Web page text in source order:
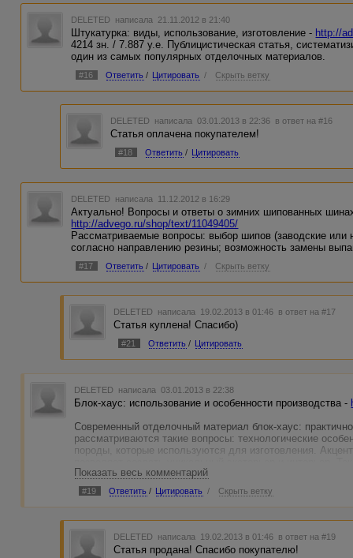
DELETED написала 21.11.2012 в 21:40
Штукатурка: виды, использование, изготовление - http://
4214 зн. / 7.887 у.е. Публицистическая статья,
один из самых популярных отделочных материалов.
#16 Ответить / Цитировать / Скрыть ветку
DELETED написала 03.01.2013 в 22:36 в ответ на #16
Статья оплачена покупателем!
#18 Ответить / Цитировать
DELETED написала 11.12.2012 в 16:29
Актуально! Вопросы и ответы о зимних шипованных
http://advego.ru/shop/text/11049405/
Рассматриваемые вопросы: выбор шипов (заводские или
согласно направлению резины; возможность замены
#17 Ответить / Цитировать / Скрыть ветку
DELETED написала 19.02.2013 в 01:46 в ответ на #17
Статья куплена! Спасибо)
#21 Ответить / Цитировать
DELETED написала 03.01.2013 в 22:38
Блок-хаус: использование и особенности производства -
Современный отделочный материал блок-хаус:
рассматриваются такие вопросы: технологические
породы, которые используются для изготовления.
Показать весь комментарий
#19 Ответить / Цитировать / Скрыть ветку
DELETED написала 19.02.2013 в 01:46 в ответ на #19
Статья продана! Спасибо покупателю!